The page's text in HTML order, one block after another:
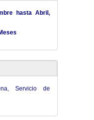
hasta Abril,
Servicio de